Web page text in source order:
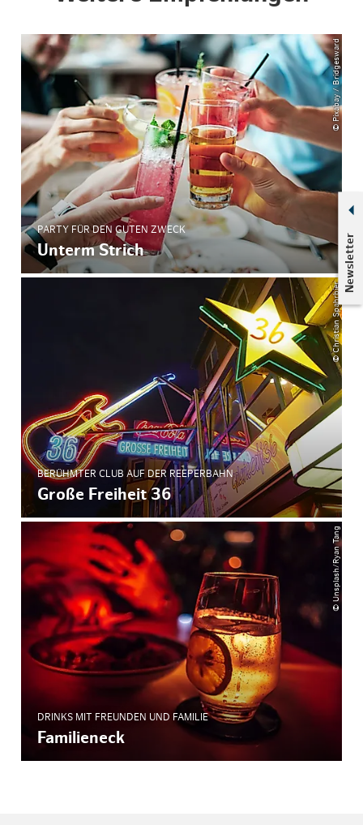
Newsletter
© Pixabay / Bridgesward
PARTY FÜR DEN GUTEN ZWECK
Unterm Strich
© Christian Spahrbier
BERÜHMTER CLUB AUF DER REEPERBAHN
Große Freiheit 36
© Unsplash/Ryan Tang
DRINKS MIT FREUNDEN UND FAMILIE
Familieneck